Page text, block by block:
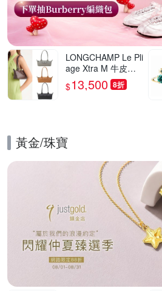
LONGCHAMP Le Pli
age Xtra M 牛皮肩
背包 法棍包-多色可
選
$13,500 8折
黃金/珠寶